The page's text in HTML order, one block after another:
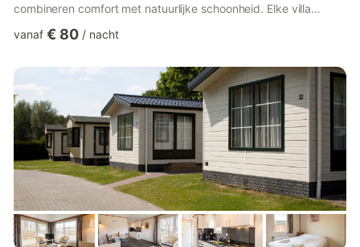
combineren comfort met natuurlijke schoonheid. Elke villa
keuken met vaatwasser en een slaapkamer en badkamer op de
slaapkamers met zachte eenpersoonsbedden, ideaal voor
gezinnen of groepen. Geniet van maaltijden of een kop koffie in
de ochtend op uw e...
vanaf € 80 / nacht